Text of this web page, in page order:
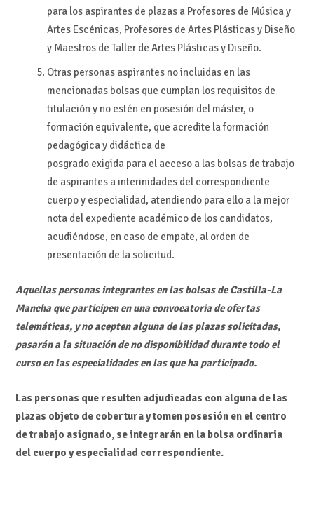
para los aspirantes de plazas a Profesores de Música y
Artes Escénicas, Profesores de Artes Plásticas y Diseño
y Maestros de Taller de Artes Plásticas y Diseño.
Otras personas aspirantes no incluidas en las
mencionadas bolsas que cumplan los requisitos de
titulación y no estén en posesión del máster, o
formación equivalente, que acredite la formación
pedagógica y didáctica de
posgrado exigida para el acceso a las bolsas de trabajo
de aspirantes a interinidades del correspondiente
cuerpo y especialidad, atendiendo para ello a la mejor
nota del expediente académico de los candidatos,
acudiéndose, en caso de empate, al orden de
presentación de la solicitud.
Aquellas personas integrantes en las bolsas de Castilla-La
Mancha que participen en una convocatoria de ofertas
telemáticas, y no acepten alguna de las plazas solicitadas,
pasarán a la situación de no disponibilidad durante todo el
curso en las especialidades en las que ha participado.
Las personas que resulten adjudicadas con alguna de las
plazas objeto de cobertura y tomen posesión en el centro
de trabajo asignado, se integrarán en la bolsa ordinaria
del cuerpo y especialidad correspondiente.